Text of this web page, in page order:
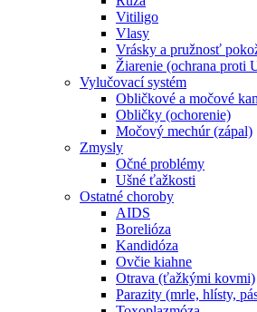
Vitiligo
Vlasy
Vrásky a pružnosť
Žiarenie (ochrana proti
Vylučovací systém
Obličkové a močové
Obličky (ochorenie)
Močový mechúr (zápal)
Zmysly
Očné problémy
Ušné ťažkosti
Ostatné choroby
AIDS
Borelióza
Kandidóza
Ovčie kiahne
Otrava (ťažkými kovmi)
Parazity (mrle, hlísty,